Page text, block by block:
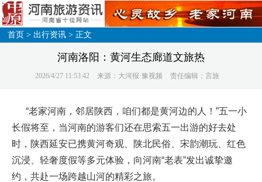
首页 >出行资讯 > 正文
河南洛阳：黄河生态廊道文旅热
2026/4/27 11:53:42 来源：大河报·豫视频 责任编辑：言旅
“老家河南，邻居陕西，咱们都是黄河边的人！”五一小
长假将至，当河南的游客们还在思索五一出游的好去处
时，陕西延安已携黄河奇观、陕北民俗、宋韵潮玩、红色
沉浸、轻奢度假等多元体验，向河南“老表”发出诚挚邀
约，共赴一场跨越山河的精彩之旅。